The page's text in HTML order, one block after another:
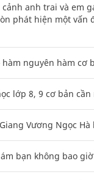
anh trai và em
phát hiện một vấn
nguyên hàm cơ
lớp 8, 9 cơ bản
Vương Ngọc
bạn không bao